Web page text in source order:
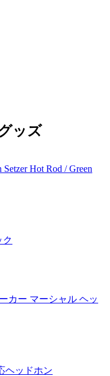
ッズ
Hot Rod / Green
ク
カー マーシャル ヘッ
ヘッドホン